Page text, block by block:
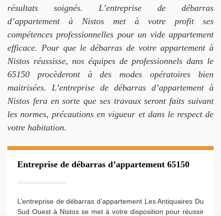
résultats soignés. L’entreprise de débarras
d’appartement à Nistos met à votre profit ses
compétences professionnelles pour un vide appartement
efficace. Pour que le débarras de votre appartement à
Nistos réussisse, nos équipes de professionnels dans le
65150 procèderont à des modes opératoires bien
maitrisées. L’entreprise de débarras d’appartement à
Nistos fera en sorte que ses travaux seront faits suivant
les normes, précautions en vigueur et dans le respect de
votre habitation.
Entreprise de débarras d’appartement 65150
L’entreprise de débarras d’appartement Les Antiquaires Du
Sud Ouest à Nistos se met à votre disposition pour réussir